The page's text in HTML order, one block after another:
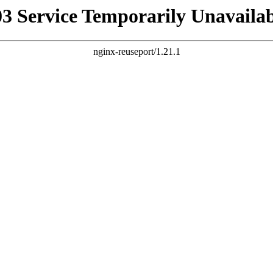
Service Temporarily
nginx-reuseport/1.21.1